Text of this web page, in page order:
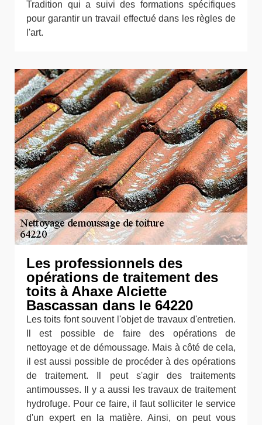
Tradition qui a suivi des formations spécifiques
pour garantir un travail effectué dans les règles de
l'art.
Les professionnels des
opérations de traitement des
toits à Ahaxe Alciette
Bascassan dans le 64220
Les toits font souvent l'objet de travaux d'entretien.
Il est possible de faire des opérations de
nettoyage et de démoussage. Mais à côté de cela,
il est aussi possible de procéder à des opérations
de traitement. Il peut s'agir des traitements
antimousses. Il y a aussi les travaux de traitement
hydrofuge. Pour ce faire, il faut solliciter le service
d'un expert en la matière. Ainsi, on peut vous